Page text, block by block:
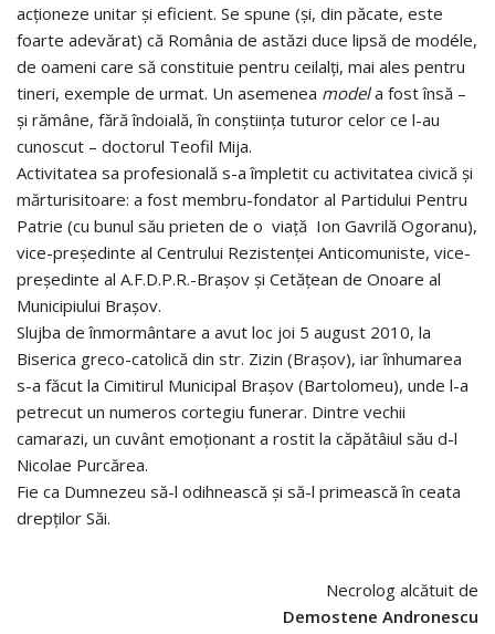
acţioneze unitar şi eficient. Se spune (şi, din păcate, este
foarte adevărat) că România de astăzi duce lipsă de modéle,
de oameni care să constituie pentru ceilalţi, mai ales pentru
tineri, exemple de urmat. Un asemenea modela fost însă –
şi rămâne, fără îndoială, în conştiinţa tuturor celor ce l-au
cunoscut – doctorul Teofil Mija.
Activitatea sa profesională s-a împletit cu activitatea civică şi
mărturisitoare: a fost membru-fondator al Partidului Pentru
Patrie (cu bunul său prieten de o viaţă Ion Gavrilă Ogoranu),
vice-preşedinte al Centrului Rezistenţei Anticomuniste, vice-
preşedinte al A.F.D.P.R.-Braşov şi Cetăţean de Onoare al
Municipiului Braşov.
Slujba de înmormântare a avut loc joi 5 august 2010, la
Biserica greco-catolică din str. Zizin (Braşov), iar înhumarea
s-a făcut la Cimitirul Municipal Braşov (Bartolomeu), unde l-a
petrecut un numeros cortegiu funerar. Dintre vechii
camarazi, un cuvânt emoţionant a rostit la căpătâiul său d-l
Nicolae Purcărea.
Fie ca Dumnezeu să-l odihnească şi să-l primească în ceata
drepţilor Săi.
Necrolog alcătuit de
Demostene Andronescu